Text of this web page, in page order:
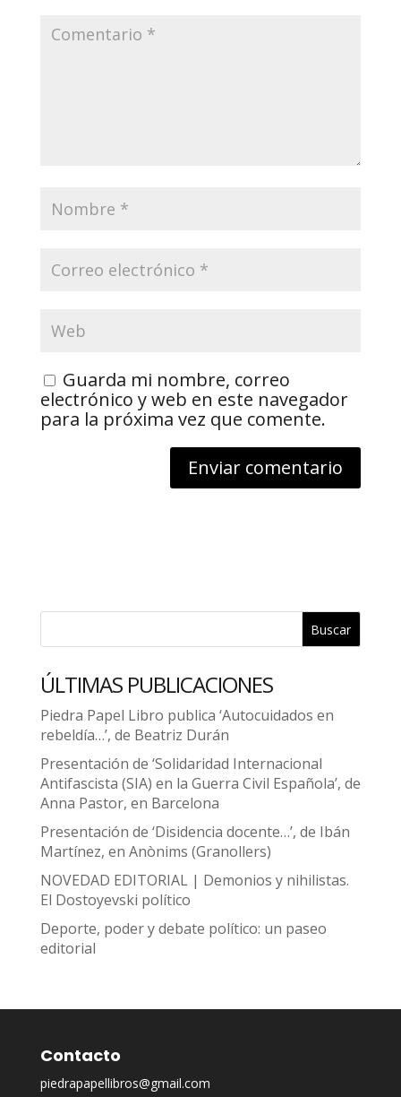
Guarda mi nombre, correo
electrónico y web en este navegador
para la próxima vez que comente.
Buscar
ÚLTIMAS PUBLICACIONES
Piedra Papel Libro publica ‘Autocuidados en
rebeldía…’, de Beatriz Durán
Presentación de ‘Solidaridad Internacional
Antifascista (SIA) en la Guerra Civil Española’, de
Anna Pastor, en Barcelona
Presentación de ‘Disidencia docente…’, de Ibán
Martínez, en Anònims (Granollers)
NOVEDAD EDITORIAL | Demonios y nihilistas.
El Dostoyevski político
Deporte, poder y debate político: un paseo
editorial
Contacto
piedrapapellibros@gmail.com